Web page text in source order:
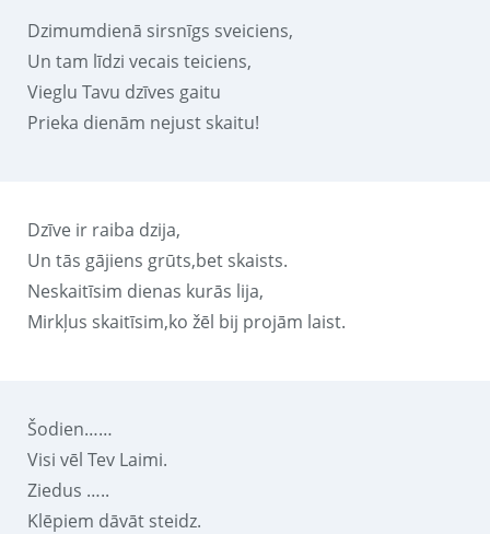
Dzimumdienā sirsnīgs sveiciens,
Un tam līdzi vecais teiciens,
Vieglu Tavu dzīves gaitu
Prieka dienām nejust skaitu!
Dzīve ir raiba dzija,
Un tās gājiens grūts,bet skaists.
Neskaitīsim dienas kurās lija,
Mirkļus skaitīsim,ko žēl bij projām laist.
Šodien……
Visi vēl Tev Laimi.
Ziedus …..
Klēpiem dāvāt steidz.